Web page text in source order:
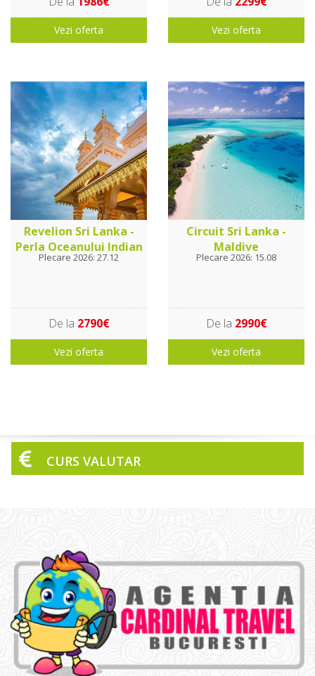
27.02, 06.03, 13.03, 20.03
Vezi oferta Vezi oferta
Revelion Sri Lanka -
Perla Oceanului Indian
Plecare 2026: 27.12
De la 2790€
Vezi oferta
Circuit Sri Lanka -
Maldive
Plecare 2026: 15.08
De la 2990€
Vezi oferta
CURS VALUTAR